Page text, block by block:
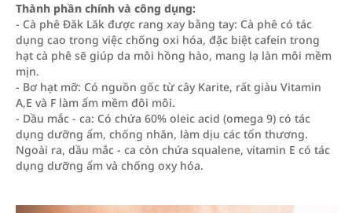
Thành phần chính và công dụng:
- Cà phê Đăk Lăk được rang xay bằng tay: Cà phê có tác
dụng cao trong việc chống oxi hóa, đặc biệt cafein trong
hạt cà phê sẽ giúp da môi hồng hào, mang lạ làn môi mềm
mịn.
- Bơ hạt mỡ: Có nguồn gốc từ cây Karite, rất giàu Vitamin
A,E và F làm ẩm mềm đôi môi.
- Dầu mắc - ca: Có chứa 60% oleic acid (omega 9) có tác
dụng dưỡng ẩm, chống nhăn, làm dịu các tổn thương.
Ngoài ra, dầu mắc - ca còn chứa squalene, vitamin E có tác
dụng dưỡng ẩm và chống oxy hóa.